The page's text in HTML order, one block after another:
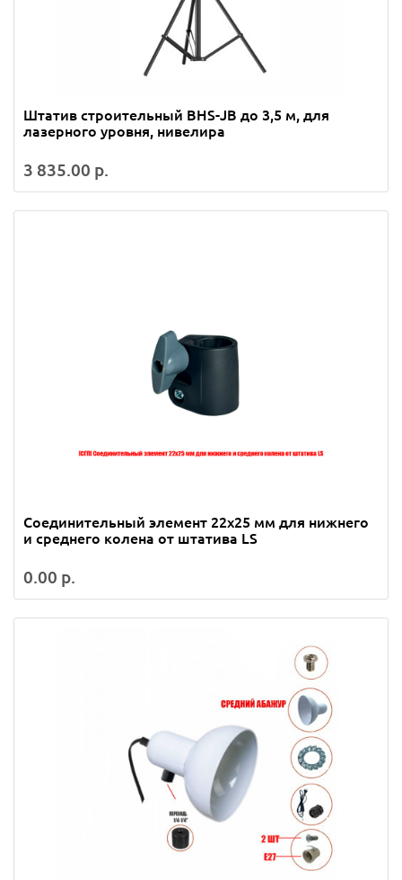
Штатив строительный BHS-JB до 3,5 м, для
лазерного уровня, нивелира
3 835.00 р.
Cоединительный элемент 22х25 мм для нижнего
и среднего колена от штатива LS
0.00 р.